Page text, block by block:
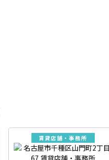
賃貸店舗・事務所